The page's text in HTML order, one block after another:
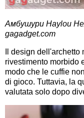
Амбушури Haylou
gagadget.com
Il design
rivestimento morbido
modo che le cuffie
di gioco. Tuttavia, la
valutata solo dopo